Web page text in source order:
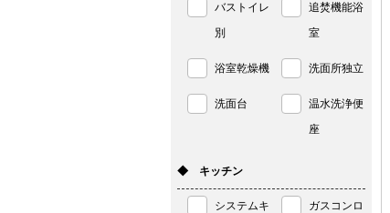
バストイレ
別
追焚機能浴
室
浴室乾燥機 洗面所独立
洗面台
温水洗浄便
座
◆ キッチン
システムキ
ガスコンロ